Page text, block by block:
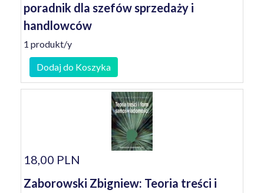
poradnik dla szefów sprzedaży i
handlowców
1 produkt/y
Dodaj do Koszyka
18,00 PLN
Zaborowski Zbigniew: Teoria treści i